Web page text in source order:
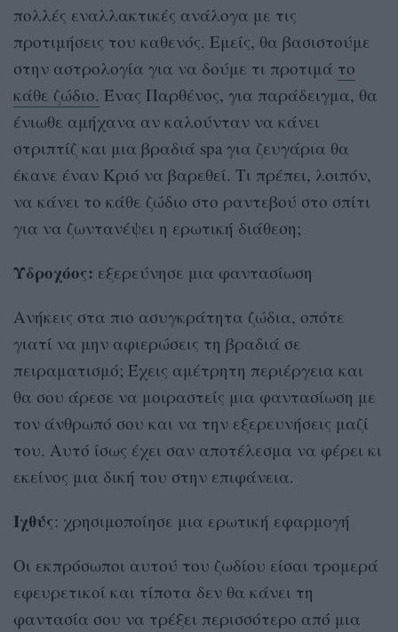
πολλές εναλλακτικές ανάλογα με τις
προτιμήσεις του καθενός. Εμείς, θα βασιστούμε
στην αστρολογία για να δούμε τι προτιμά το
κάθε ζώδιο. Ένας Παρθένος, για παράδειγμα, θα
ένιωθε αμήχανα αν καλούνταν να κάνει
στριπτίζ και μια βραδιά spa για ζευγάρια θα
έκανε έναν Κριό να βαρεθεί. Τι πρέπει, λοιπόν,
να κάνει το κάθε ζώδιο στο ραντεβού στο σπίτι
για να ζωντανέψει η ερωτική διάθεση;
Υδροχόος: εξερεύνησε μια φαντασίωση
Ανήκεις στα πιο ασυγκράτητα ζώδια, οπότε
γιατί να μην αφιερώσεις τη βραδιά σε
πειραματισμό; Έχεις αμέτρητη περιέργεια και
θα σου άρεσε να μοιραστείς μια φαντασίωση με
τον άνθρωπό σου και να την εξερευνήσεις μαζί
του. Αυτό ίσως έχει σαν αποτέλεσμα να φέρει κι
εκείνος μια δική του στην επιφάνεια.
Ιχθύς: χρησιμοποίησε μια ερωτική εφαρμογή
Οι εκπρόσωποι αυτού του ζωδίου είσαι τρομερά
εφευρετικοί και τίποτα δεν θα κάνει τη
φαντασία σου να τρέξει περισσότερο από μια